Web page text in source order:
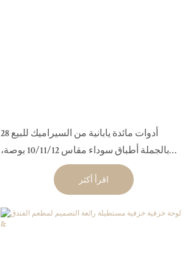
28 أدوات مائدة يابانية من السيراميك للبيع
بالجملة أطباق سوداء مقاس 10/11/12 بوصة،
اقرأ أكثر